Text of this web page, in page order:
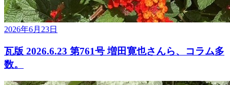
2026年6月23日
瓦版 2026.6.23 第761号 増田寛也さんら、コラム多
数。